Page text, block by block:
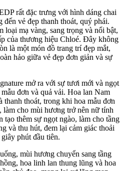
rất đặc trưng với hình dáng chai
vẻ đẹp thanh thoát, quý phái.
loại mạ vàng, sang trọng và nổi bật,
của thương hiệu Chloé. Đây không
là một món đồ trang trí đẹp mắt,
hảo giữa vẻ đẹp đơn giản và sự
mở ra với sự tươi mới và ngọt
đơn và quả vải. Hoa lan Nam
thanh thoát, trong khi hoa mẫu đơn
cho mùi hương trở nên nữ tính
tạo thêm sự ngọt ngào, làm cho tầng
và thu hút, đem lại cảm giác thoải
phút đầu tiên.
mùi hương chuyển sang tầng
hoa linh lan thung lũng và hoa